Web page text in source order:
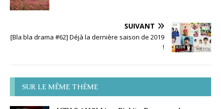
SUIVANT
[Bla bla drama #62] Déjà la dernière saison de 2019
!
SUR LE MÊME THÈME